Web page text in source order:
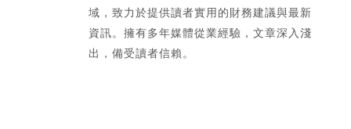
域，致力於提供讀者實用的財務建議與最新
資訊。擁有多年媒體從業經驗，文章深入淺
出，備受讀者信賴。